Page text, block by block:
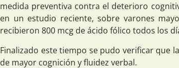
medida preventiva contra el deterioro
en un estudio reciente, sobre varones
recibieron 800 mcg de ácido fólico todos los
Finalizado este tiempo se pudo verificar que
de mayor cognición y fluidez verbal.